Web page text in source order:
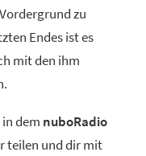
zu
Endes ist es
mit den ihm
dem nuboRadio
teilen und dir mit